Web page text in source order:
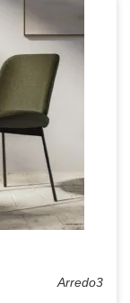
Arredo3